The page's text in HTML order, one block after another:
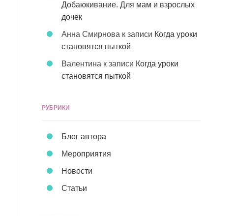
Добаюкивание. Для мам и взрослых
дочек
Анна Смирнова к записи Когда уроки
становятся пыткой
Валентина к записи Когда уроки
становятся пыткой
РУБРИКИ
Блог автора
Мероприятия
Новости
Статьи